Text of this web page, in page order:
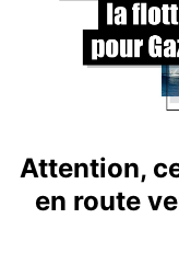
Attention,
en route